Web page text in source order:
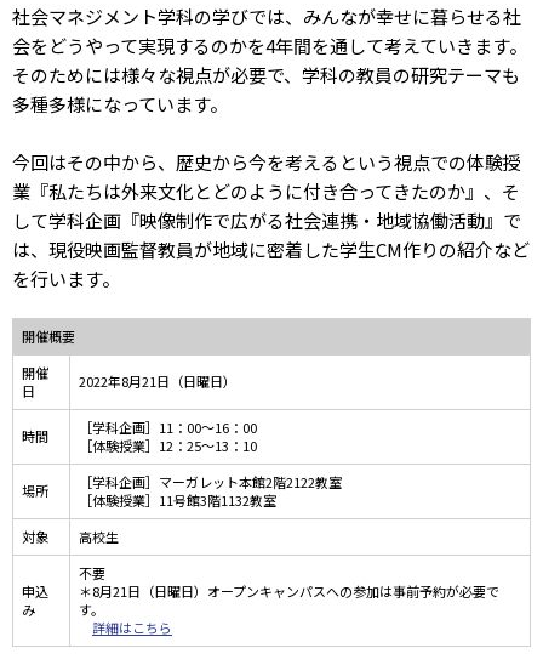
社会マネジメント学科の学びでは、みんなが幸せに暮らせる社
会をどうやって実現するのかを4年間を通して考えていきます。
そのためには様々な視点が必要で、学科の教員の研究テーマも
多種多様になっています。
今回はその中から、歴史から今を考えるという視点での体験授
業『私たちは外来文化とどのように付き合ってきたのか』、そ
して学科企画『映像制作で広がる社会連携・地域協働活動』で
は、現役映画監督教員が地域に密着した学生CM作りの紹介など
を行います。
開催概要
開催
日
2022年8月21日（日曜日）
時間
［学科企画］11：00～16：00
［体験授業］12：25～13：10
場所
［学科企画］マーガレット本館2階2122教室
［体験授業］11号館3階1132教室
対象
高校生
申込
み
不要
＊8月21日（日曜日）オープンキャンパスへの参加は事前予約が必要で
す。
詳細はこちら